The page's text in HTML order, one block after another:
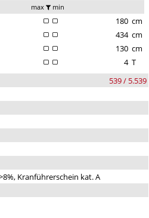
max min
180 cm
434 cm
130 cm
4 T
539 / 5.539
Kranführerschein kat. A